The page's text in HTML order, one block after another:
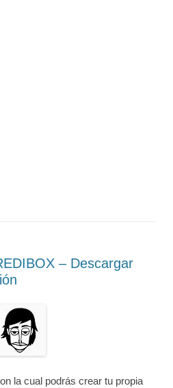
– Descargar
la cual podrás crear tu propia